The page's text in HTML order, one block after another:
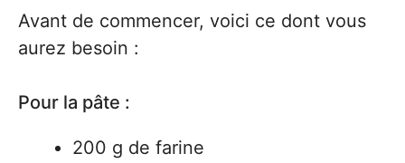
Avant de commencer, voici ce dont vous
aurez besoin :
Pour la pâte :
200 g de farine